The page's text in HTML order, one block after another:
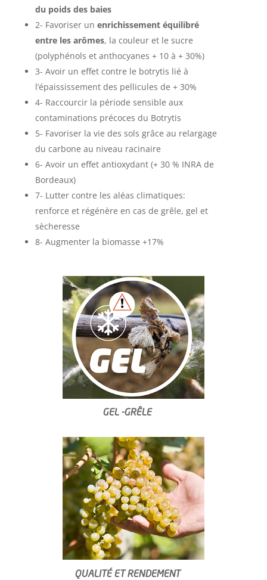
du poids des baies
2- Favoriser un enrichissement équilibré
entre les arômes, la couleur et le sucre
(polyphénols et anthocyanes + 10 à + 30%)
3- Avoir un effet contre le botrytis lié à
l’épaississement des pellicules de + 30%
4- Raccourcir la période sensible aux
contaminations précoces du Botrytis
5- Favoriser la vie des sols grâce au relargage
du carbone au niveau racinaire
6- Avoir un effet antioxydant (+ 30 % INRA de
Bordeaux)
7- Lutter contre les aléas climatiques:
renforce et régénère en cas de grêle, gel et
sècheresse
8- Augmenterla biomasse +17%
GEL -GRÊLE
QUALITÉ ET RENDEMENT